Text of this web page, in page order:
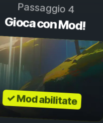
Passaggio 4
Gioca con Mod!
✓ Mod abilitate